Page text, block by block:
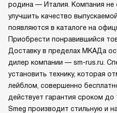
родина — Италия. Компания не
улучшить качество
появляются в каталоге на
Приобрести понравившийся
Доставку в пределах МКАДа
дилер компании — sm-rus.ru.
установить технику, которая
лейблом, совершенно
действует гарантия сроком
Smeg производит стильную и